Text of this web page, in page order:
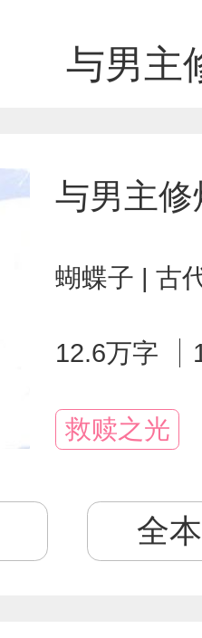
与男主
与男主
蝴蝶子 | 古
12.6万字
救赎之光
全